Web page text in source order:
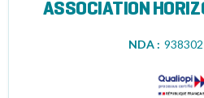
ASSOCIATION
NDA :